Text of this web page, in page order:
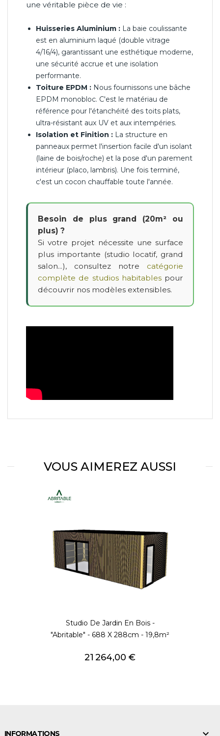
une véritable pièce de vie :
Huisseries Aluminium : La baie coulissante
est en aluminium laqué (double vitrage
4/16/4), garantissant une esthétique moderne,
une sécurité accrue et une isolation
performante.
Toiture EPDM : Nous fournissons une bâche
EPDM monobloc. C'est le matériau de
référence pour l'étanchéité des toits plats,
ultra-résistant aux UV et aux intempéries.
Isolation et Finition : La structure en
panneaux permet l'insertion facile d'un isolant
(laine de bois/roche) et la pose d'un parement
intérieur (placo, lambris). Une fois terminé,
c'est un cocon chauffable toute l'année.
Besoin de plus grand (20m² ou
plus) ?
Si votre projet nécessite une surface
plus importante (studio locatif, grand
salon...), consultez notre catégorie
complète de studios habitablespour
découvrir nos modèles extensibles.
VOUS AIMEREZ AUSSI
Studio De Jardin En Bois -
"Abritable" - 688 X 288cm - 19,8m²
Prix
21 264,00 €
INFORMATIONS